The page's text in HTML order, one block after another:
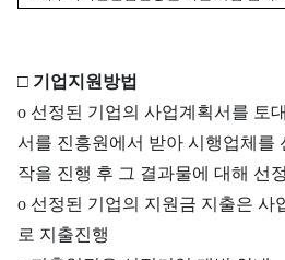
□ 기업지원방법
o 선정된 기업의 사업계획서를 토
서를 진흥원에서 받아 시행업체를
작을 진행 후 그 결과물에 대해 선
o 선정된 기업의 지원금 지출은 사
로 지출진행